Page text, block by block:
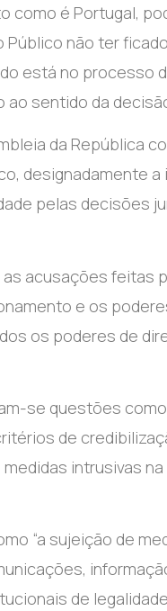
como é Portugal,
não ter
está no processo
sentido da
da República
designadamente
pelas decisões
acusações feitas
e os
os poderes de
se questões
de
intrusivas
“a sujeição de
de